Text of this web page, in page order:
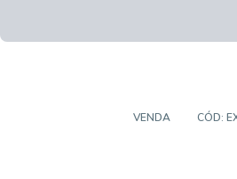
VENDA CÓD: